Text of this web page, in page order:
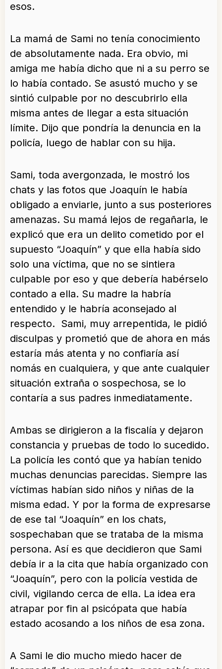
esos.
La mamá de Sami no tenía conocimiento
de absolutamente nada. Era obvio, mi
amiga me había dicho que ni a su perro se
lo había contado. Se asustó mucho y se
sintió culpable por no descubrirlo ella
misma antes de llegar a esta situación
límite. Dijo que pondría la denuncia en la
policía, luego de hablar con su hija.
Sami, toda avergonzada, le mostró los
chats y las fotos que Joaquín le había
obligado a enviarle, junto a sus posteriores
amenazas. Su mamá lejos de regañarla, le
explicó que era un delito cometido por el
supuesto “Joaquín” y que ella había sido
solo una víctima, que no se sintiera
culpable por eso y que debería habérselo
contado a ella. Su madre la habría
entendido y le habría aconsejado al
respecto. Sami, muy arrepentida, le pidió
disculpas y prometió que de ahora en más
estaría más atenta y no confiaría así
nomás en cualquiera, y que ante cualquier
situación extraña o sospechosa, se lo
contaría a sus padres inmediatamente.
Ambas se dirigieron a la fiscalía y dejaron
constancia y pruebas de todo lo sucedido.
La policía les contó que ya habían tenido
muchas denuncias parecidas. Siempre las
víctimas habían sido niños y niñas de la
misma edad. Y por la forma de expresarse
de ese tal “Joaquín” en los chats,
sospechaban que se trataba de la misma
persona. Así es que decidieron que Sami
debía ir a la cita que había organizado con
“Joaquín”, pero con la policía vestida de
civil, vigilando cerca de ella. La idea era
atrapar por fin al psicópata que había
estado acosando a los niños de esa zona.
A Sami le dio mucho miedo hacer de